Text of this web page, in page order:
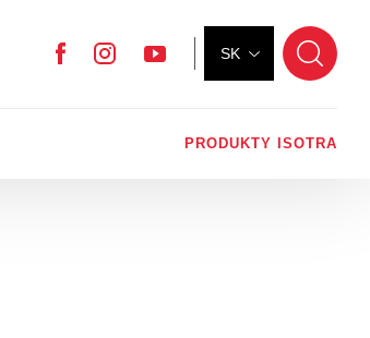
SK
YouTube
Instagram
Facebook
PRODUKTY ISOTRA